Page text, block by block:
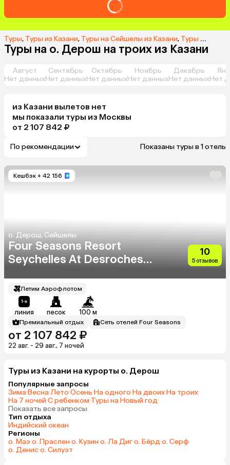
Туры, Туры из Казани, Туры на Сейшелы из Казани, Туры на о. Дерош из Казани
Туры на о. Дерош на троих из Казани
Август
Нет данных
Сентябрь
Нет данных
Октябрь
Нет данных
Ноябрь
Нет данных
Декабрь
Нет данныхНет
из Казани вылетов нет
мы показали туры из Москвы
от 2 107 842 ₽
По рекомендации Показаны туры в 1 отель
Кешбэк + 42 156
о. Дерош, Сейшелы
Four Seasons Resort
Seychelles At Desroches
10
5 отзывов
Летим Аэрофлотом
линия песок 100 м
Премиальный отдых Сеть отелей Four Seasons
от 2 107 842 ₽
22 авг. - 29 авг., 7 ночей
Туры из Казани на курорты о. Дерош
Популярные запросы
Зима·Весна·Лето·Осень·На одного·На двоих·На троих·
На 7 ночей·С ребенком·Туры на Новый год·
Показать все запросы
Тип отдыха
Индийский океан
Регионы
о. Маэ·о. Праслен·о. Кузин·о. Ла Диг·о. Бёрд·о. Серф·
о. Денис·о. Силуэт